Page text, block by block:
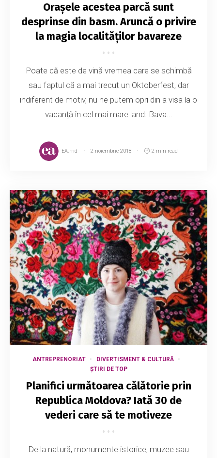
Orașele acestea parcă sunt
desprinse din basm. Aruncă o privire
la magia localităților bavareze
Poate că este de vină vremea care se schimbă
sau faptul că a mai trecut un Oktoberfest, dar
indiferent de motiv, nu ne putem opri din a visa la o
vacanță în cel mai mare land: Bava...
EA.md 2 noiembrie 2018 2 min read
ANTREPRENORIAT
DIVERTISMENT & CULTURĂ
ȘTIRI DE TOP
Planifici următoarea călătorie prin
Republica Moldova? Iată 30 de
vederi care să te motiveze
De la natură, monumente istorice, muzee sau